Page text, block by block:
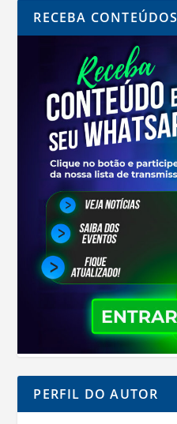
RECEBA CONTEÚDOS
PERFIL DO AUTOR